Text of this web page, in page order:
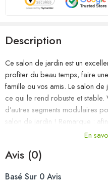
Description
Ce salon de jardin est un
profiter du beau temps, faire
famille ou vos amis. Le salon
ce qui le rend robuste et
d’autres segments modulaires
salon de jardin ! Remarque :
meubles d’extérieur, nous
Matériau : bois de pin massif
En
Avis (0)
Basé Sur 0 Avis